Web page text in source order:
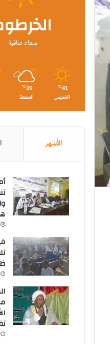
سماء صافية
41
℃
الخميس
39
℃
الجمعة
الأشهر